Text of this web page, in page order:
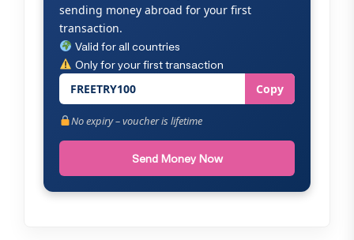
sending money abroad for your first
transaction.
Valid for all countries
Only for your first transaction
FREETRY100 Copy
No expiry – voucher is lifetime
Send Money Now